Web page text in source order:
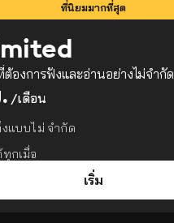
ที่นิยมมากที่สุด
องการฟังและอ่านอย่างไม่จำกัด
/เดือน
งแบบไม่ จำกัด
ทุกเมื่อ
เริ่ม